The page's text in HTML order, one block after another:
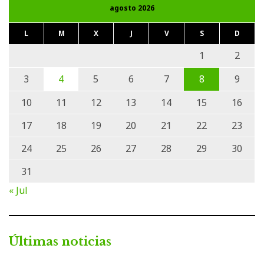
agosto 2026
L M X J V S D
1
2
3
4 5 6 7 8
9
10
11 12 13 14 15
16
17
18 19 20 21 22
23
24
25 26 27 28 29
30
31
« Jul
Últimas noticias